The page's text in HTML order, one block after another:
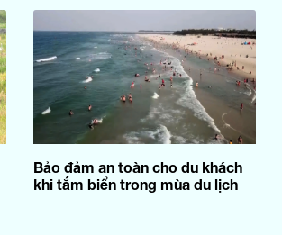
Bảo đảm an toàn cho du khách
khi tắm biển trong mùa du lịch